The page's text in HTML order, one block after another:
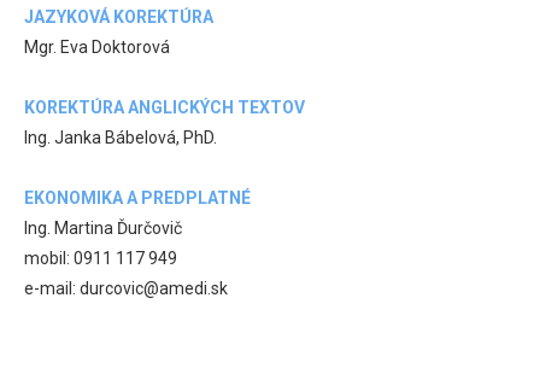
JAZYKOVÁ KOREKTÚRA
Mgr. Eva Doktorová
KOREKTÚRA ANGLICKÝCH TEXTOV
Ing. Janka Bábelová, PhD.
EKONOMIKA A PREDPLATNÉ
Ing. Martina Ďurčovič
mobil: 0911 117 949
e-mail: durcovic@amedi.sk